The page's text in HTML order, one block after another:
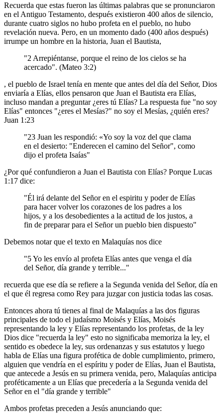
Recuerda que estas fueron las últimas palabras que se pronunciaron
en el Antiguo Testamento, después existieron 400 años de silencio,
durante cuatro siglos no hubo profeta en el pueblo, no hubo
revelación nueva. Pero, en un momento dado (400 años después)
irrumpe un hombre en la historia, Juan el Bautista,
"2 Arrepiéntanse, porque el reino de los cielos se ha
acercado". (Mateo 3:2)
, el pueblo de Israel tenía en mente que antes del día del Señor, Dios
enviaría a Elías, ellos pensaron que Juan el Bautista era Elías,
incluso mandan a preguntar ¿eres tú Elías? La respuesta fue "no soy
Elías" entonces "¿eres el Mesías?" no soy el Mesías, ¿quién eres?
Juan 1:23
"23 Juan les respondió: «Yo soy la voz del que clama
en el desierto: "Enderecen el camino del Señor", como
dijo el profeta Isaías"
¿Por qué confundieron a Juan el Bautista con Elías? Porque Lucas
1:17 dice:
"Él irá delante del Señor en el espiritu y poder de Elías
para hacer volver los corazones de los padres a los
hijos, y a los desobedientes a la actitud de los justos, a
fin de preparar para el Señor un pueblo bien dispuesto"
Debemos notar que el texto en Malaquías nos dice
"5 Yo les envío al profeta Elías antes que venga el día
del Señor, día grande y terrible..."
recuerda que ese día se refiere a la Segunda venida del Señor, día en
el que él regresa como Rey para juzgar con justicia todas las cosas.
Entonces ahora tú tienes al final de Malaquías a las dos figuras
principales de todo el judaísmo Moisés y Elías, Moisés
representando la ley y Elías representando los profetas, de la ley
Dios dice "recuerda la ley" esto no significaba memoriza la ley, el
sentido es obedece la ley, sus ordenanzas y sus estatutos y luego
habla de Elías una figura profética de doble cumplimiento, primero,
alguien que vendría en el espíritu y poder de Elías, Juan el Bautista,
que antecede a Jesús en su primera venida, pero, Malaquías anticipa
proféticamente a un Elías que precedería a la Segunda venida del
Señor en el "día grande y terrible"
Ambos profetas preceden a Jesús anunciando que: